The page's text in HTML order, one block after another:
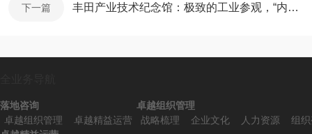
下一篇 丰田产业技术纪念馆：极致的工业参观，“内容尽在眼前”
落地咨询
卓越组织管理
卓越精益运营
卓越组织管理
战略梳理
企业文化 人力资源
组